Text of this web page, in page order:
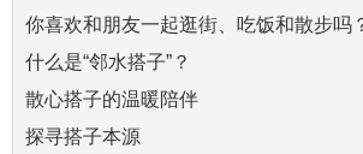
你喜欢和朋友一起逛街、吃饭和散步吗
什么是“邻水搭子”？
散心搭子的温暖陪伴
探寻搭子本源